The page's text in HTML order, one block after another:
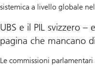
sistemica a livello globale
UBS e il PIL svizzero
pagina che mancano
Le commissioni